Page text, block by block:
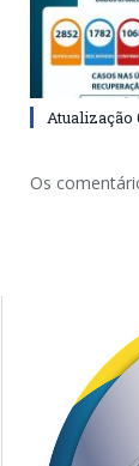
Atualização
Os